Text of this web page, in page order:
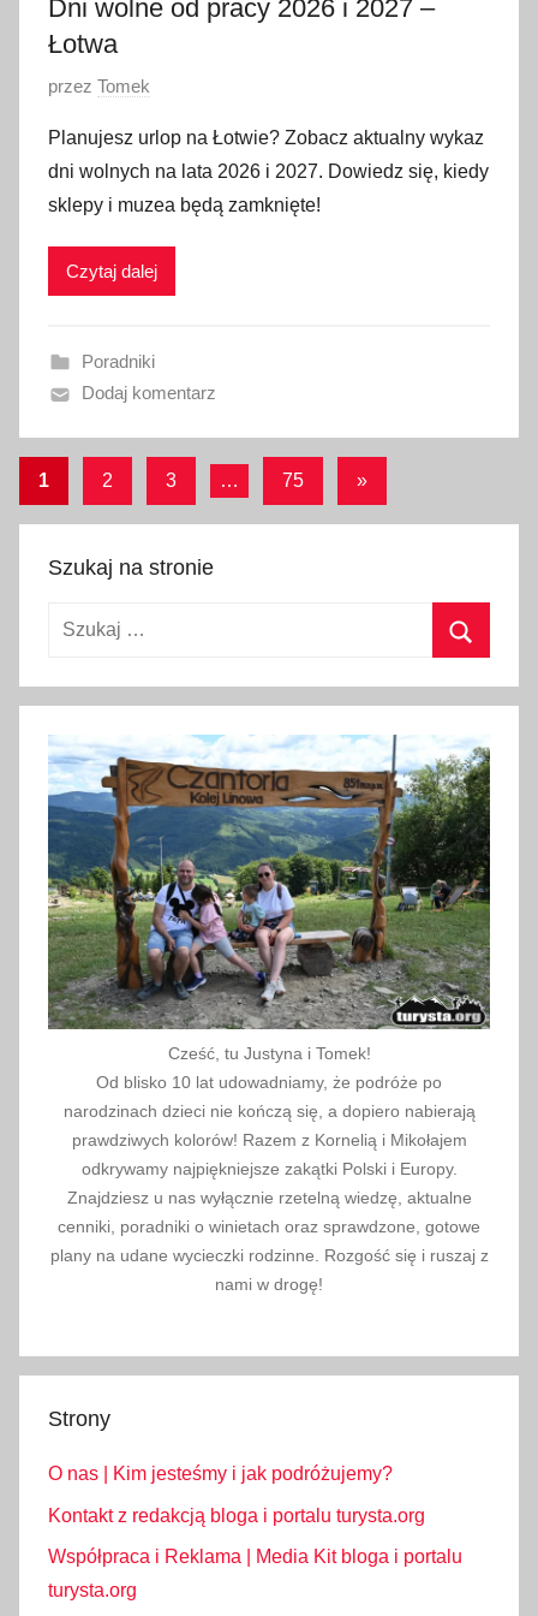
Dni wolne od pracy 2026 i 2027 –
Łotwa
O
u
b
l
i
a
n
1
l
i
p
2
6
przez Tomek
Planujesz urlop na Łotwie? Zobacz aktualny wykaz
dni wolnych na lata 2026 i 2027. Dowiedz się, kiedy
sklepy i muzea będą zamknięte!
Czytaj dalej
Poradniki
Dodaj komentarz
Stronicowanie
wpisów
1 2 3 … 75
Następne
»
Szukaj na stronie
Szukaj:
Cześć, tu Justyna i Tomek!
Od blisko 10 lat udowadniamy, że podróże po
narodzinach dzieci nie kończą się, a dopiero nabierają
prawdziwych kolorów! Razem z Kornelią i Mikołajem
odkrywamy najpiękniejsze zakątki Polski i Europy.
Znajdziesz u nas wyłącznie rzetelną wiedzę, aktualne
cenniki, poradniki o winietach oraz sprawdzone, gotowe
plany na udane wycieczki rodzinne. Rozgość się i ruszaj z
nami w drogę!
Strony
O nas | Kim jesteśmy i jak podróżujemy?
Kontakt z redakcją bloga i portalu turysta.org
Współpraca i Reklama | Media Kit bloga i portalu
turysta.org